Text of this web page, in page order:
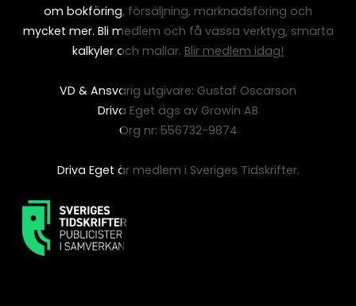
om bokföring, försäljning, marknadsföring och
mycket mer. Bli medlem och få vassa verktyg, smarta
kalkyler och mallar. Blir medlem idag!
VD & Ansvarig utgivare: Gustaf Oscarson
Driva Eget ägs av Growin AB
Org nr: 556732-9874
Driva Eget är medlem i Sveriges Tidskrifter.